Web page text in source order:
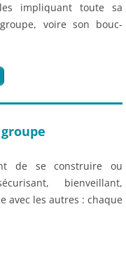
impliquant toute sa
voire son bouc-
de se construire ou
bienveillant,
avec les autres : chaque